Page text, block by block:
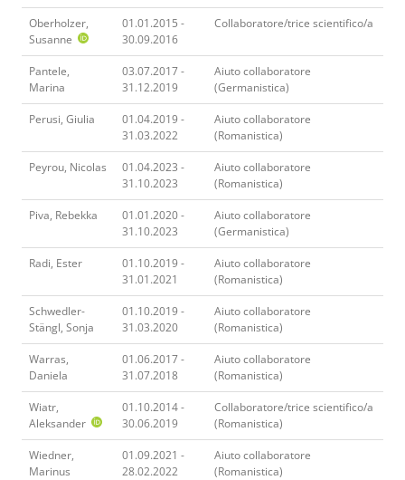
Oberholzer,
Susanne
01.01.2015 -
30.09.2016
Collaboratore/trice scientifico/a
Pantele,
Marina
03.07.2017 -
31.12.2019
Aiuto collaboratore
(Germanistica)
Perusi, Giulia
01.04.2019 -
31.03.2022
Aiuto collaboratore
(Romanistica)
Peyrou, Nicolas
01.04.2023 -
31.10.2023
Aiuto collaboratore
(Romanistica)
Piva, Rebekka
01.01.2020 -
31.10.2023
Aiuto collaboratore
(Germanistica)
Radi, Ester
01.10.2019 -
31.01.2021
Aiuto collaboratore
(Romanistica)
Schwedler-
Stängl, Sonja
01.10.2019 -
31.03.2020
Aiuto collaboratore
(Romanistica)
Warras,
Daniela
01.06.2017 -
31.07.2018
Aiuto collaboratore
(Romanistica)
Wiatr,
Aleksander
01.10.2014 -
30.06.2019
Collaboratore/trice scientifico/a
(Romanistica)
Wiedner,
Marinus
01.09.2021 -
28.02.2022
Aiuto collaboratore
(Romanistica)